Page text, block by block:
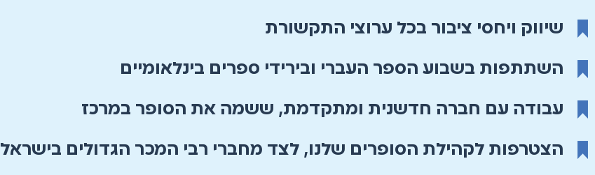
שיווק ויחסי ציבור בכל ערוצי התקשורת
השתתפות בשבוע הספר העברי ובירידי ספרים בינלאומיים
עבודה עם חברה חדשנית ומתקדמת, ששמה את הסופר במרכז
הצטרפות לקהילת הסופרים שלנו, לצד מחברי רבי המכר הגדולים בישראל